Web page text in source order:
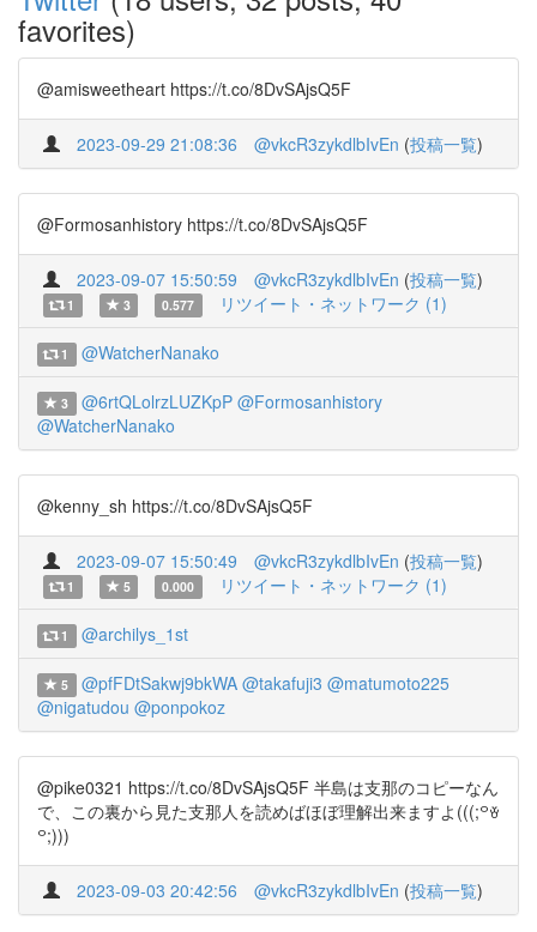
favorites)
@amisweetheart https://t.co/8DvSAjsQ5F
2023-09-29 21:08:36 @vkcR3zykdlbIvEn (投稿一覧)
@Formosanhistory https://t.co/8DvSAjsQ5F
2023-09-07 15:50:59 @vkcR3zykdlbIvEn (投稿一覧)
1 3 0.577 リツイート・ネットワーク (1)
1 @WatcherNanako
3 @6rtQLolrzLUZKpP @Formosanhistory
@WatcherNanako
@kenny_sh https://t.co/8DvSAjsQ5F
2023-09-07 15:50:49 @vkcR3zykdlbIvEn (投稿一覧)
1 5 0.000 リツイート・ネットワーク (1)
1 @archilys_1st
5 @pfFDtSakwj9bkWA @takafuji3 @matumoto225
@nigatudou @ponpokoz
@pike0321 https://t.co/8DvSAjsQ5F 半島は支那のコピーなん
で、この裏から見た支那人を読めばほぼ理解出来ますよ(((;꒪ꈊ
꒪;)))
2023-09-03 20:42:56 @vkcR3zykdlbIvEn (投稿一覧)